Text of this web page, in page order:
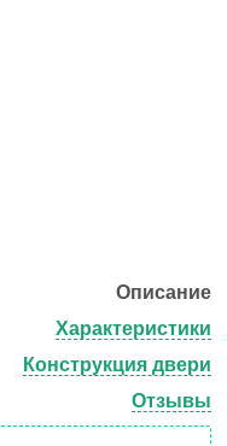
Описание
Характеристики
Конструкция двери
Отзывы